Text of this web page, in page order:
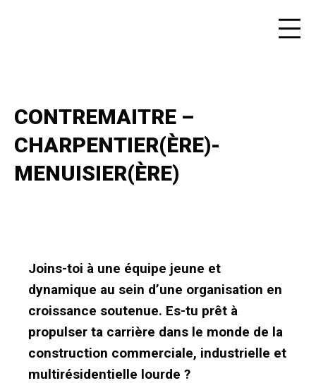
CONTREMAITRE –
CHARPENTIER(ÈRE)-
MENUISIER(ÈRE)
Joins-toi à une équipe jeune et
dynamique au sein d’une organisation en
croissance soutenue. Es-tu prêt à
propulser ta carrière dans le monde de la
construction commerciale, industrielle et
multirésidentielle lourde ?